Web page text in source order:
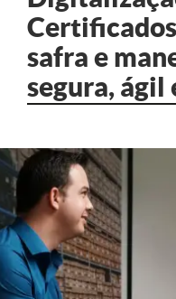
safra e
segura,